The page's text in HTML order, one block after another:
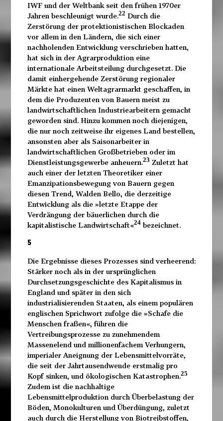
IWF und der Weltbank seit den frühen 1970er
Jahren beschleunigt wurde.22 Durch die
Zerstörung der protektionistischen Blockaden
vor allem in den Ländern, die sich einer
nachholenden Entwicklung verschrieben hatten,
hat sich in der Agrarproduktion eine
internationale Arbeitsteilung durchgesetzt. Die
damit einhergehende Zerstörung regionaler
Märkte hat einen Weltagrarmarkt geschaffen, in
dem die Produzenten von Bauern meist zu
landwirtschaftlichen Industriearbeitern gemacht
geworden sind. Hinzu kommen noch diejenigen,
die nur noch zeitweise ihr eigenes Land bestellen,
ansonsten aber als Saisonarbeiter in
landwirtschaftlichen Großbetrieben oder im
Dienstleistungsgewerbe anheuern.23 Zuletzt hat
auch einer der letzten Theoretiker einer
Emanzipationsbewegung von Bauern gegen
diesen Trend, Walden Bello, die derzeitige
Entwicklung als die »letzte Etappe der
Verdrängung der bäuerlichen durch die
kapitalistische Landwirtschaft«24bezeichnet.
5
Die Ergebnisse dieses Prozesses sind verheerend:
Stärker noch als in der ursprünglichen
Durchsetzungsgeschichte des Kapitalismus in
England und später in den sich
industrialisierenden Staaten, als einem populären
englischen Sprichwort zufolge die »Schafe die
Menschen fraßen«, führen die
Vertreibungsprozesse zu zunehmendem
Massenelend und millionenfachem Verhungern,
imperialer Aneignung der Lebensmittelvorräte,
die seit der Jahrtausendwende erstmalig pro
Kopf sinken, und ökologischen Katastrophen.25
Zudem ist die nachhaltige
Lebensmittelproduktion durch Überbelastung der
Böden, Monokulturen und Überdüngung, zuletzt
auch durch die Herstellung von Biotreibstoffen,